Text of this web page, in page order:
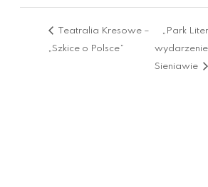
Teatralia Kresowe –
„Szkice o Polsce”
„Park
Sieniawie